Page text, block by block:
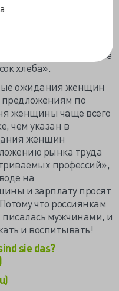
назначат, лишь бы
не живут, им нужно,
должна лучше
хлеба».
ожидания женщин
предложениям по
женщины чаще всего
чем указан в
женщин
рынка труда
профессий»,
на
и зарплату просят
что россиянкам
мужчинами, и
и воспитывать!
sie das?